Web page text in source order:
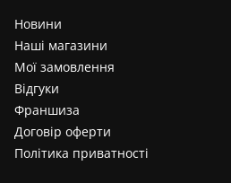
Новини
Наші магазини
Мої замовлення
Відгуки
Франшиза
Договір оферти
Політика приватності